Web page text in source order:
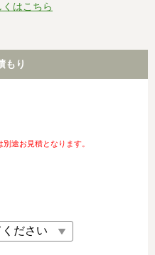
くはこちら
もり
途お見積となります。